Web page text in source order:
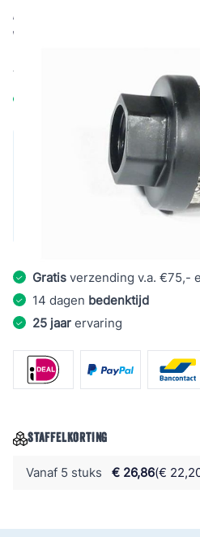
AANZUIGFILTER 3/4-
VERVANGT 235004
Aanzuigfilter 3/4-16UNF Graco
Gratis verzending v.a. €75,-
14 dagen bedenktijd
25 jaar ervaring
STAFFELKORTING
Vanaf 5 stuks € 26,86 €